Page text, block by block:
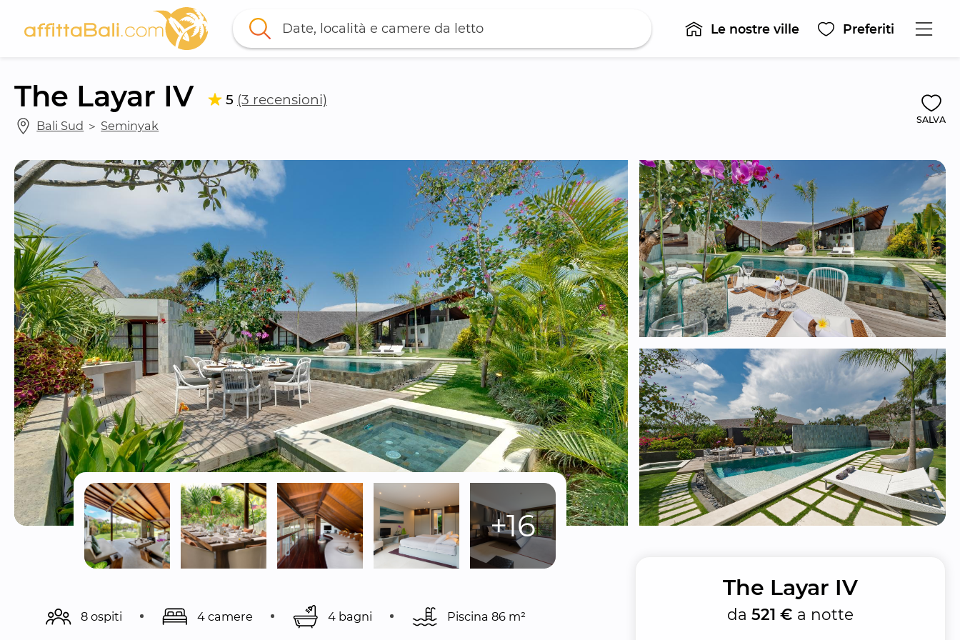
Date, località e camere da letto Le nostre ville Preferiti
The Layar IV 5 (3 recensioni)
Bali Sud ＞ Seminyak SALVA
+16
8 ospiti 4 camere 4 bagni Piscina 86 m²
The Layar IV
da521 € a notte